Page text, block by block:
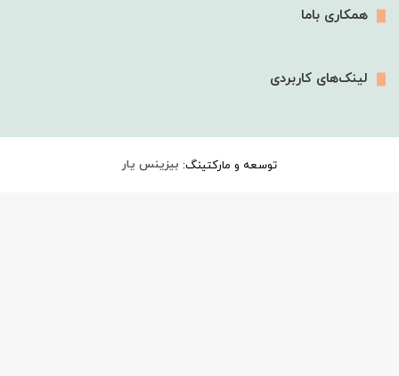
همکاری باما
لینک‌های کاربردی
توسعه و مارکتینگ: بیزینس یار